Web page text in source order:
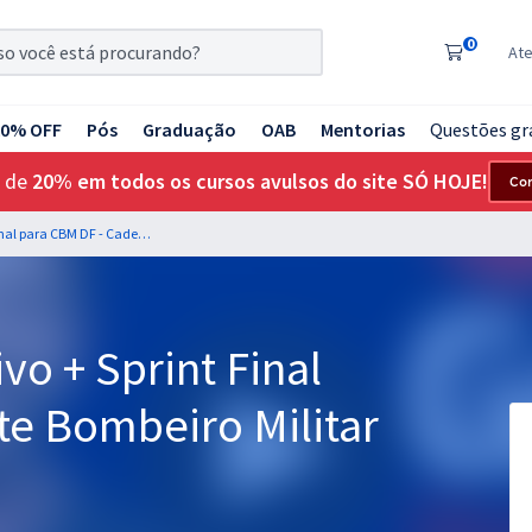
0
OFF Pós Graduação OAB Mentorias Questões
de 20% em todos os cursos avulsos do site SÓ HOJE!
Treinamento Intensivo + Sprint Final para CBM DF - Cadete Bombeiro Militar (Pós-edital)
+ Sprint Final
Bombeiro Militar